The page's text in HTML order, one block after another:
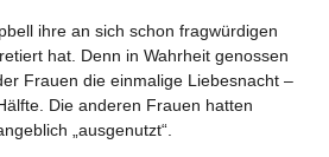
ihre an sich schon fragwürdigen
hat. Denn in Wahrheit genossen
Frauen die einmalige Liebesnacht –
Die anderen Frauen hatten
„ausgenutzt“.